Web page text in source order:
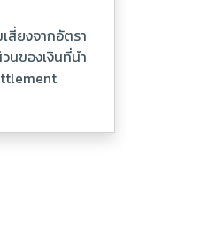
สี่ยงจากอัตรา
นของเงินที่นำ